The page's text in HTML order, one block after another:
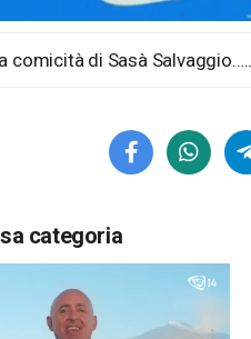
comicità di Sasà Salvaggio…..
categoria